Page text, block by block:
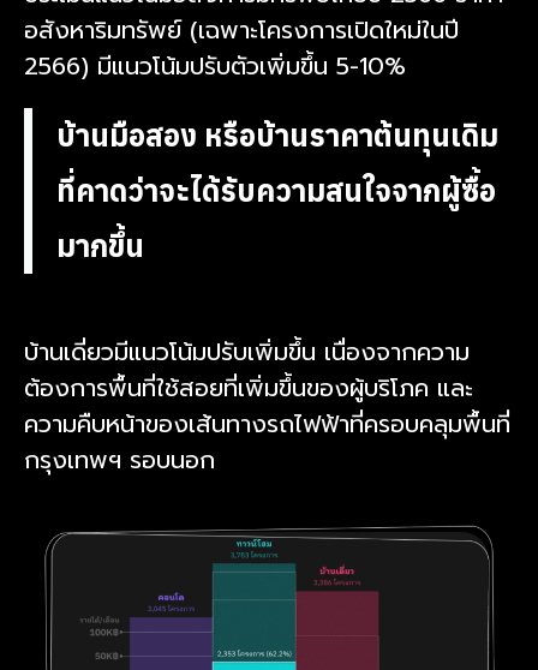
อสังหาริมทรัพย์ (เฉพาะโครงการเปิดใหม่ในปี
2566) มีแนวโน้มปรับตัวเพิ่มขึ้น 5-10%
บ้านมือสอง หรือบ้านราคาต้นทุนเดิม
ที่คาดว่าจะได้รับความสนใจจากผู้ซื้อ
มากขึ้น
บ้านเดี่ยวมีแนวโน้มปรับเพิ่มขึ้น เนื่องจากความ
ต้องการพื้นที่ใช้สอยที่เพิ่มขึ้นของผู้บริโภค และ
ความคืบหน้าของเส้นทางรถไฟฟ้าที่ครอบคลุมพื้นที่
กรุงเทพฯ รอบนอก